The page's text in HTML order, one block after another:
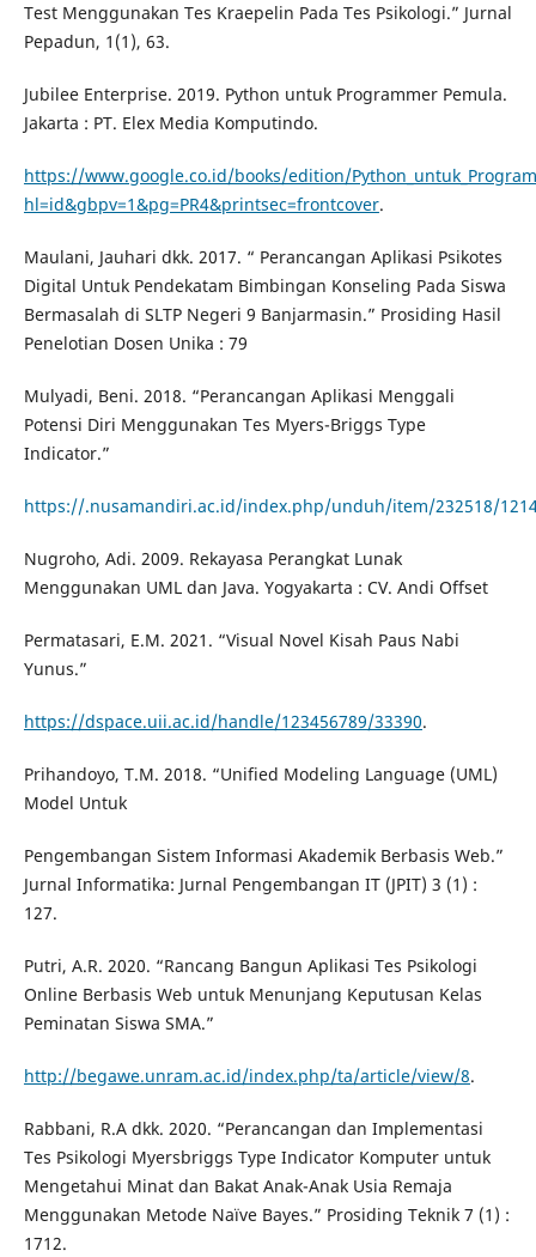
Test Menggunakan Tes Kraepelin Pada Tes Psikologi.” Jurnal
Pepadun, 1(1), 63.
Jubilee Enterprise. 2019. Python untuk Programmer Pemula.
Jakarta : PT. Elex Media Komputindo.
https://www.google.co.id/books/edition/
hl=id&gbpv=1&pg=PR4&printsec=frontcover.
Maulani, Jauhari dkk. 2017. “ Perancangan Aplikasi Psikotes
Digital Untuk Pendekatam Bimbingan Konseling Pada Siswa
Bermasalah di SLTP Negeri 9 Banjarmasin.” Prosiding Hasil
Penelotian Dosen Unika : 79
Mulyadi, Beni. 2018. “Perancangan Aplikasi Menggali
Potensi Diri Menggunakan Tes Myers-Briggs Type
Indicator.”
https://.nusamandiri.ac.id/index.php/unduh/item/232518/
Nugroho, Adi. 2009. Rekayasa Perangkat Lunak
Menggunakan UML dan Java. Yogyakarta : CV. Andi Offset
Permatasari, E.M. 2021. “Visual Novel Kisah Paus Nabi
Yunus.”
https://dspace.uii.ac.id/handle/123456789/33390.
Prihandoyo, T.M. 2018. “Unified Modeling Language (UML)
Model Untuk
Pengembangan Sistem Informasi Akademik Berbasis Web.”
Jurnal Informatika: Jurnal Pengembangan IT (JPIT) 3 (1) :
127.
Putri, A.R. 2020. “Rancang Bangun Aplikasi Tes Psikologi
Online Berbasis Web untuk Menunjang Keputusan Kelas
Peminatan Siswa SMA.”
http://begawe.unram.ac.id/index.php/ta/article/view/8.
Rabbani, R.A dkk. 2020. “Perancangan dan Implementasi
Tes Psikologi Myersbriggs Type Indicator Komputer untuk
Mengetahui Minat dan Bakat Anak-Anak Usia Remaja
Menggunakan Metode Naïve Bayes.” Prosiding Teknik 7 (1) :
1712.